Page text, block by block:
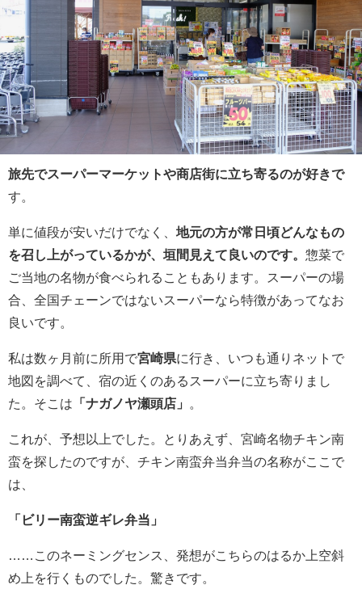
旅先でスーパーマーケットや商店街に立ち寄るのが好きで
す。
単に値段が安いだけでなく、 地元の方が常日頃どんなもの
を召し上がっているかが、垣間見えて良いのです。 惣菜で
ご当地の名物が食べられることもあります。スーパーの場
合、全国チェーンではないスーパーなら特徴があってなお
良いです。
私は数ヶ月前に所用で宮崎県に行き、いつも通りネットで
地図を調べて、宿の近くのあるスーパーに立ち寄りまし
た。そこは 「ナガノヤ瀬頭店」
これが、予想以上でした。とりあえず、宮崎名物チキン南
蛮を探したのですが、チキン南蛮弁当弁当の名称がここで
は、
「ビリー南蛮逆ギレ弁当」
……このネーミングセンス、発想がこちらのはるか上空斜
め上を行くものでした。驚きです。